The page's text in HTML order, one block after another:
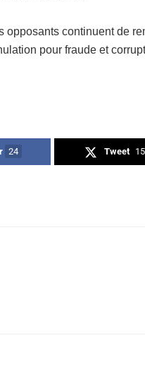
opposants continuent de
pour fraude et
24 Tweet 15